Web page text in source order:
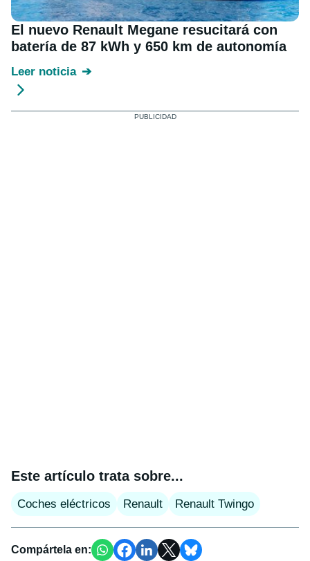
El nuevo Renault Megane resucitará con
batería de 87 kWh y 650 km de autonomía
Leer noticia
Este artículo trata sobre...
Coches eléctricos Renault Renault Twingo
Compártela en: